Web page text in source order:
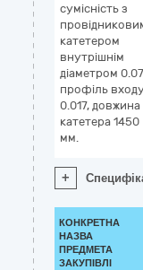
сумісність з
катетером
внутрішнім
діаметром
профіль
0.017, довжина
катетера 1450
мм.
+
КОНКРЕТНА
НАЗВА
ПРЕДМЕТА
ЗАКУПІВЛІ